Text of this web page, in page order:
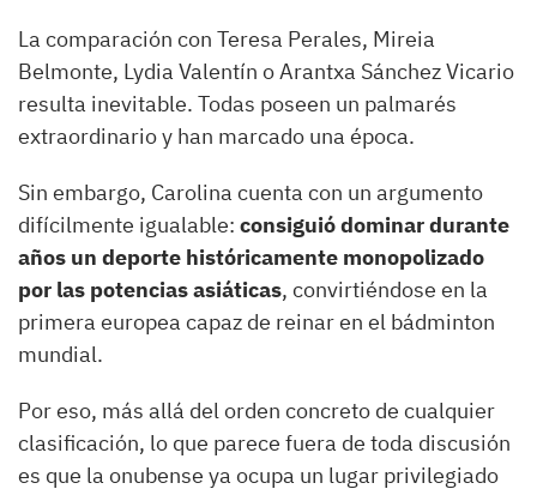
La comparación con Teresa Perales, Mireia
Belmonte, Lydia Valentín o Arantxa Sánchez Vicario
resulta inevitable. Todas poseen un palmarés
extraordinario y han marcado una época.
Sin embargo, Carolina cuenta con un argumento
difícilmente igualable: consiguió dominar durante
años un deporte históricamente monopolizado
por las potencias asiáticas, convirtiéndose en la
primera europea capaz de reinar en el bádminton
mundial.
Por eso, más allá del orden concreto de cualquier
clasificación, lo que parece fuera de toda discusión
es que la onubense ya ocupa un lugar privilegiado